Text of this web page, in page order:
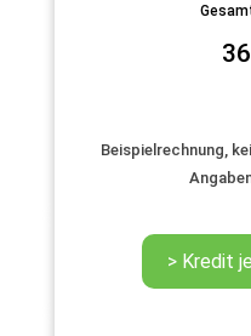
Beispielrechnung,